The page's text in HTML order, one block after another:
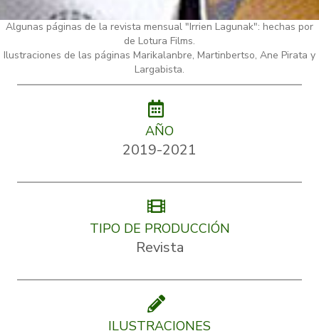
Algunas páginas de la revista mensual "Irrien Lagunak": hechas por
de Lotura Films.
Ilustraciones de las páginas Marikalanbre, Martinbertso, Ane Pirata y
Largabista.
AÑO
2019-2021
TIPO DE PRODUCCIÓN
Revista
ILUSTRACIONES